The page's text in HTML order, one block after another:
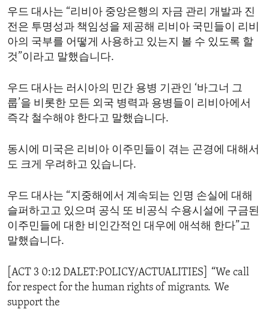
우드 대사는 “리비아 중앙은행의 자금 관리 개발과 진
전은 투명성과 책임성을 제공해 리비아 국민들이 리비
아의 국부를 어떻게 사용하고 있는지 볼 수 있도록 할
것”이라고 말했습니다.
우드 대사는 러시아의 민간 용병 기관인 ‘바그너 그
룹’을 비롯한 모든 외국 병력과 용병들이 리비아에서
즉각 철수해야 한다고 말했습니다.
동시에 미국은 리비아 이주민들이 겪는 곤경에 대해서
도 크게 우려하고 있습니다.
우드 대사는 “지중해에서 계속되는 인명 손실에 대해
슬퍼하고고 있으며 공식 또 비공식 수용시설에 구금된
이주민들에 대한 비인간적인 대우에 애석해 한다”고
말했습니다.
[ACT 3 0:12 DALET:POLICY/ACTUALITIES] “We call
for respect for the human rights of migrants. We
support the